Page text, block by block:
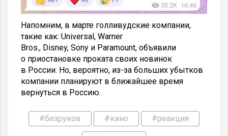
Напомним, в марте голливудские компании,
такие как: Universal, Warner
Bros., Disney, Sony и Paramount, объявили
о приостановке проката своих новинок
в России. Но, вероятно, из-за больших убытков
компании планируют в ближайшее время
вернуться в Россию.
#безруков #кино #реакция